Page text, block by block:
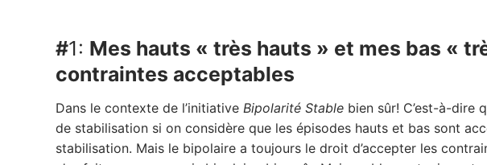
#1: Mes hauts « très hauts » et mes bas «
contraintes acceptables
Dans le contexte de l’initiative Bipolarité Stablebien sûr! C’est-à-dire
de stabilisation si on considère que les épisodes hauts et bas sont
stabilisation. Mais le bipolaire a toujours le droit d’accepter les